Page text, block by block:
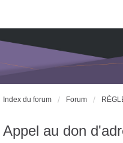
Trans District
Index du forum Forum
Appel au don